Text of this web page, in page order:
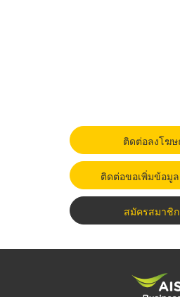
ติดต่อลงโฆ
ติดต่อขอเพิ่มข้อมู
สมัครสมาชิ